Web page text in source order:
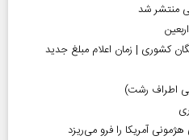
منتشر شد
کشوری | زمان اعلام مبلغ جدید
اطراف رشت)
آمریکا را فرو می‌ریزد